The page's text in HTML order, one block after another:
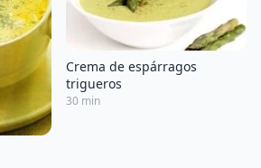
Crema de espárragos
trigueros
30 min